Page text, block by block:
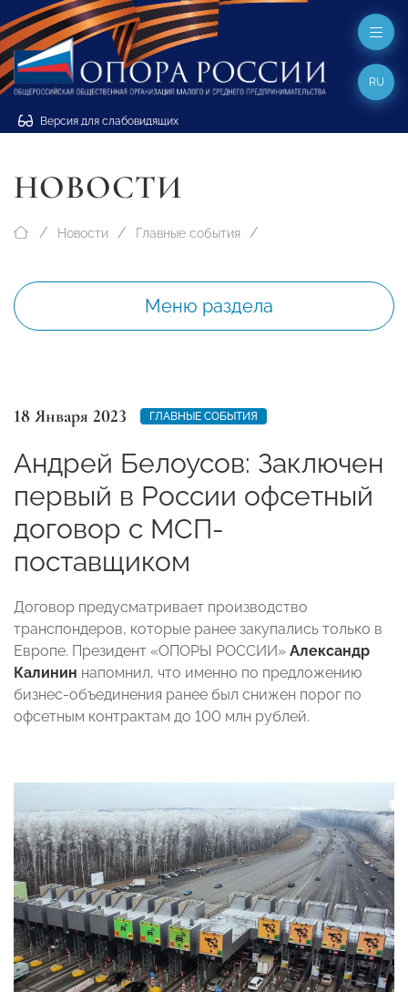
Версия для слабовидящих
RU
НОВОСТИ
Новости Главные события
Меню раздела
18 Января 2023 ГЛАВНЫЕ СОБЫТИЯ
Андрей Белоусов: Заключен
первый в России офсетный
договор с МСП-
поставщиком
Договор предусматривает производство
транспондеров, которые ранее закупались только в
Европе. Президент «ОПОРЫ РОССИИ» Александр
Калинин напомнил, что именно по предложению
бизнес-объединения ранее был снижен порог по
офсетным контрактам до 100 млн рублей.